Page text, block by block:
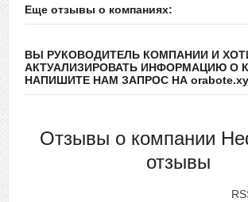
Еще отзывы о компаниях:
ВЫ РУКОВОДИТЕЛЬ КОМПАНИИ И
АКТУАЛИЗИРОВАТЬ ИНФОРМАЦИЮ О
НАПИШИТЕ НАМ ЗАПРОС НА
Отзывы о компании
отзывы